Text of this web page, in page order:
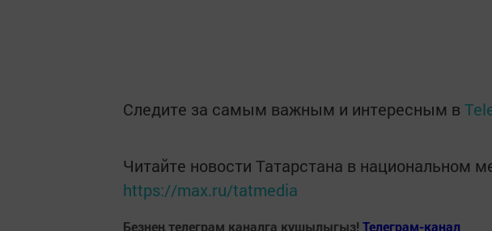
Следите за самым важным и интересным в
Читайте новости Татарстана в национальном
https://max.ru/tatmedia
Безнең телеграм каналга кушылыгыз! Телеграм-канал